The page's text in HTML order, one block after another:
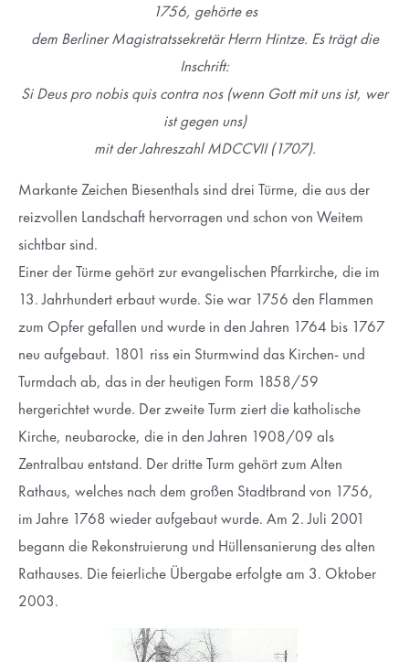
About us
elit.
Aenean commodo ligula eget dolor. Aenean massa. Cum
sociis natoque penatibus et magnis dis parturient montes,
nascetur ridiculus mus. Donec quam felis, ultricies nec.
1756, gehörte es
dem Berliner Magistratssekretär Herrn Hintze. Es trägt die
Inschrift:
Si Deus pro nobis quis contra nos (wenn Gott mit uns ist, wer
ist gegen uns)
mit der Jahreszahl MDCCVII (1707).
Markante Zeichen Biesenthals sind drei Türme, die aus der
reizvollen Landschaft hervorragen und schon von Weitem
sichtbar sind.
Einer der Türme gehört zur evangelischen Pfarrkirche, die im
13. Jahrhundert erbaut wurde. Sie war 1756 den Flammen
zum Opfer gefallen und wurde in den Jahren 1764 bis 1767
neu aufgebaut. 1801 riss ein Sturmwind das Kirchen- und
Turmdach ab, das in der heutigen Form 1858/59
hergerichtet wurde. Der zweite Turm ziert die katholische
Kirche, neubarocke, die in den Jahren 1908/09 als
Zentralbau entstand. Der dritte Turm gehört zum Alten
Rathaus, welches nach dem großen Stadtbrand von 1756,
im Jahre 1768 wieder aufgebaut wurde. Am 2. Juli 2001
begann die Rekonstruierung und Hüllensanierung des alten
Rathauses. Die feierliche Übergabe erfolgte am 3. Oktober
2003.